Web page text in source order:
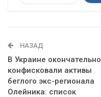
НАЗАД
В Украине окончательно
конфисковали активы
беглого экс-регионала
Олейника: список